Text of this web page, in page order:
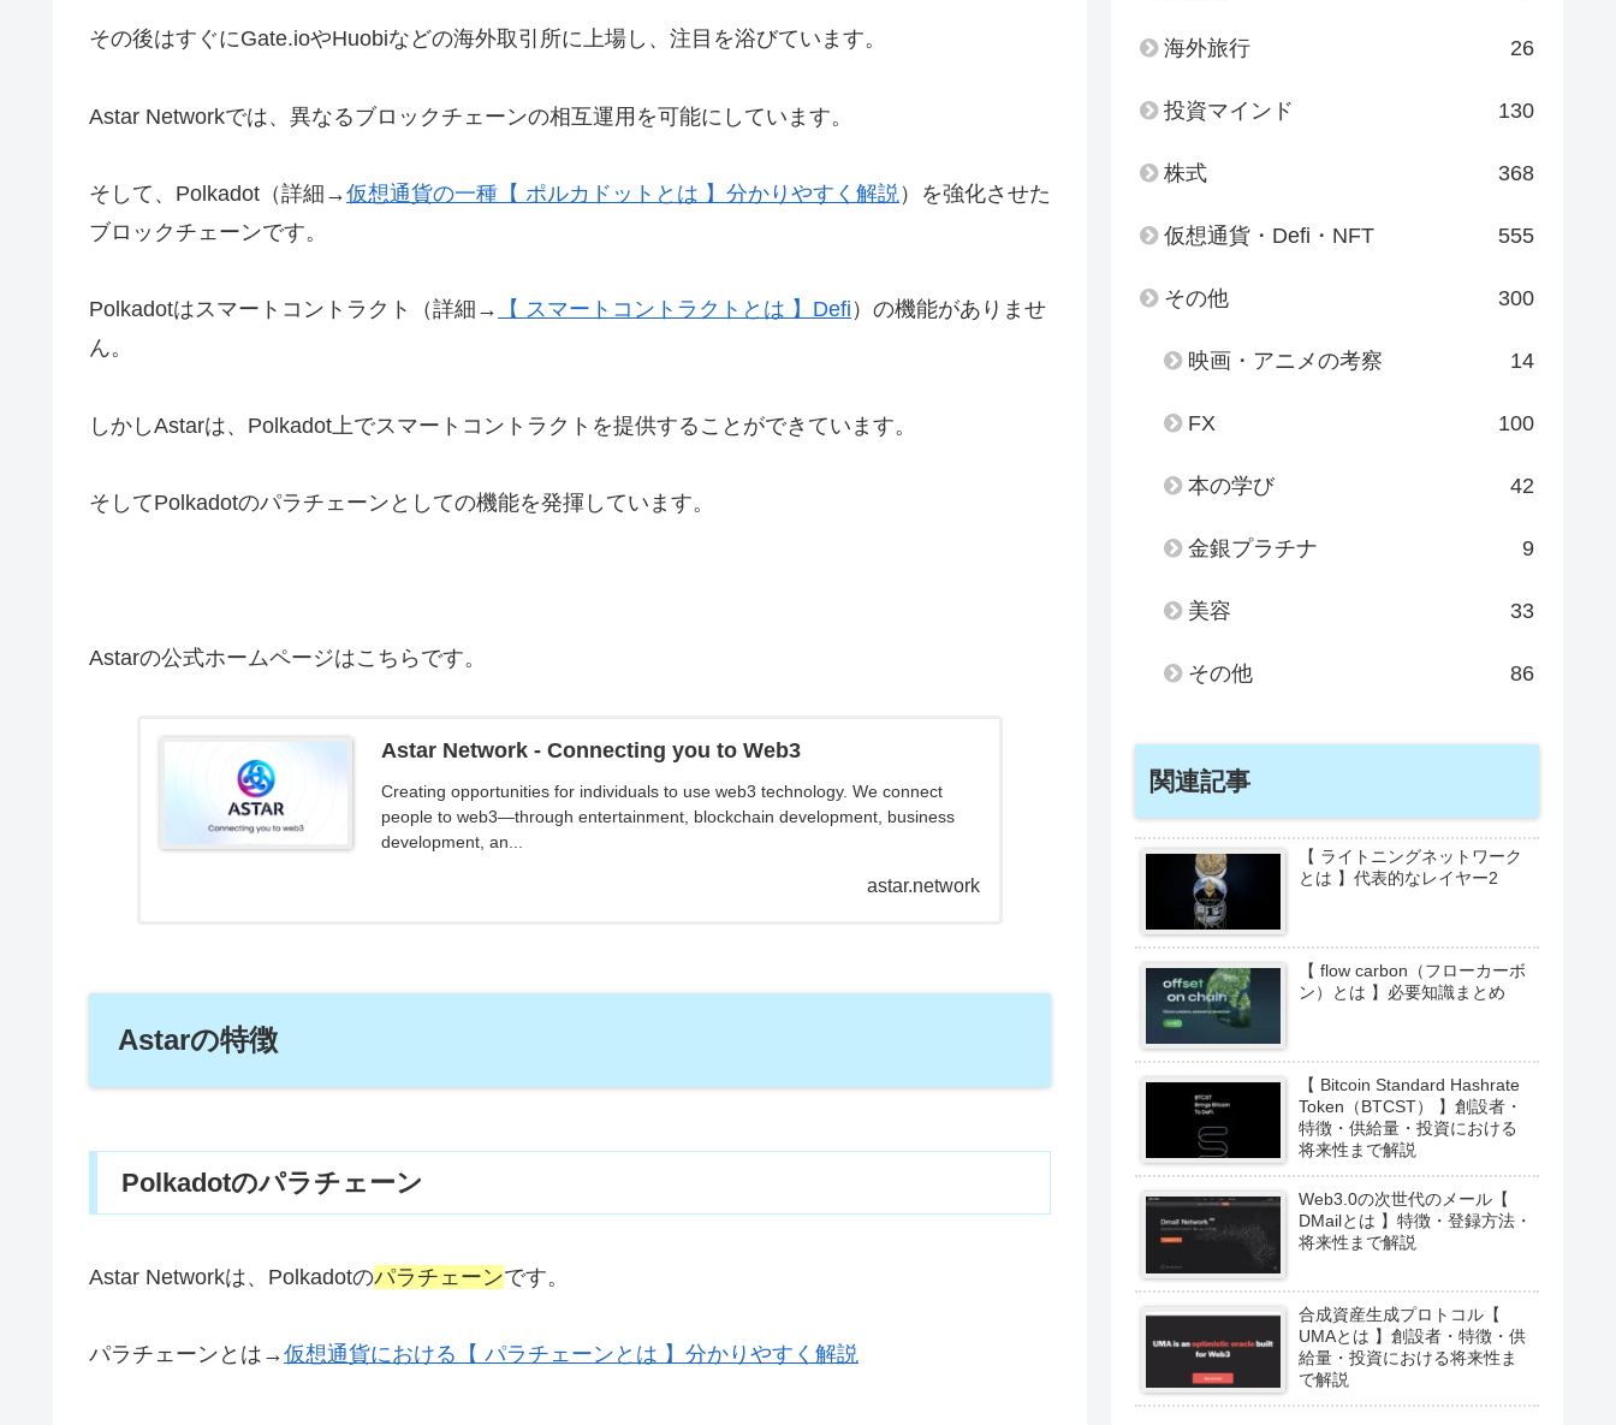
その後はすぐにGate.ioやHuobiなどの海外取引所に上場し、注目を浴びています。
Astar Networkでは、異なるブロックチェーンの相互運用を可能にしています。
そして、Polkadot（詳細→仮想通貨の一種【 ポルカドットとは 】分かりやすく解説 ）を強化させた
ブロックチェーンです。
Polkadotはスマートコントラクト（詳細→ 【 スマートコントラクトとは 】Defi ）の機能がありませ
ん。
しかしAstarは、Polkadot上でスマートコントラクトを提供することができています。
そしてPolkadotのパラチェーンとしての機能を発揮しています。
Astarの公式ホームページはこちらです。
Astar Network - Connecting you to Web3
Creating opportunities for individuals to use web3 technology. We connect
people to web3—through entertainment, blockchain development, business
development, an...
astar.network
Astarの特徴
Polkadotのパラチェーン
Astar Networkは、Polkadotのパラチェーンです。
パラチェーンとは→仮想通貨における【 パラチェーンとは 】分かりやすく解説
海外旅行 26
投資マインド 130
株式 368
仮想通貨・Defi・NFT 555
その他 300
映画・アニメの考察 14
FX 100
本の学び 42
金銀プラチナ 9
美容 33
その他 86
関連記事
【 ライトニングネットワーク
とは 】代表的なレイヤー2
【 flow carbon（フローカーボ
ン）とは 】必要知識まとめ
【 Bitcoin Standard Hashrate
Token（BTCST） 】創設者・
特徴・供給量・投資における
将来性まで解説
Web3.0の次世代のメール【
DMailとは 】特徴・登録方法・
将来性まで解説
合成資産生成プロトコル【
UMAとは 】創設者・特徴・供
給量・投資における将来性ま
で解説